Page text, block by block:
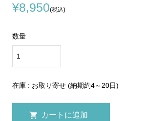
¥8,950(税込)
数量
在庫 : お取り寄せ (納期約4～20日)